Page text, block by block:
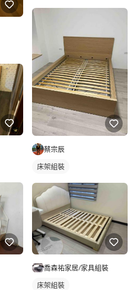
蔡宗辰
床架組裝
喬森祐家居/家具組裝
床架組裝